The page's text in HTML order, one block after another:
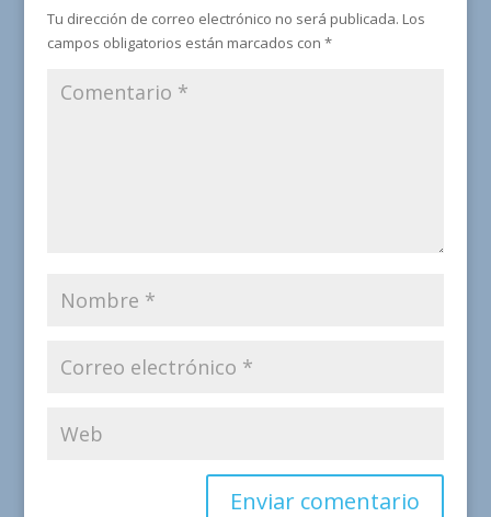
Tu dirección de correo electrónico no será publicada. Los
campos obligatorios están marcados con *